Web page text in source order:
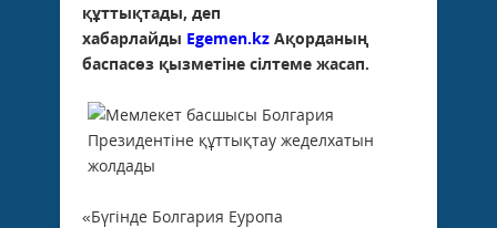
құттықтады, деп
хабарлайды Egemen.kz Ақорданың
баспасөз қызметіне сілтеме жасап.
«Бүгінде Болгария Еуропа